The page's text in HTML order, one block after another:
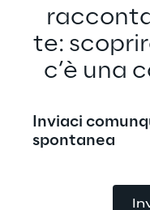
te:
c’è una
Inviaci
spontanea